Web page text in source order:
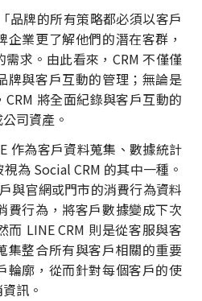
品牌的所有策略都必須以客戶
業更了解他們的潛在客群，
求。由此看來，CRM 不僅僅
牌與客戶互動的管理；無論是
將全面紀錄與客戶互動的
司資產。
作為客戶資料蒐集、數據統計
為 Social CRM 的其中一種。
與官網或門市的消費行為資料
費行為，將客戶數據變成下次
LINE CRM 則是從客服與客
集整合所有與客戶相關的重要
輪廓，從而針對每個客戶的使
訊。